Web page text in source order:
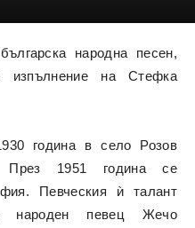
народна песен,
изпълнение на Стефка
година в село Розов
През 1951 година се
Певческия ѝ талант
народен певец Жечо